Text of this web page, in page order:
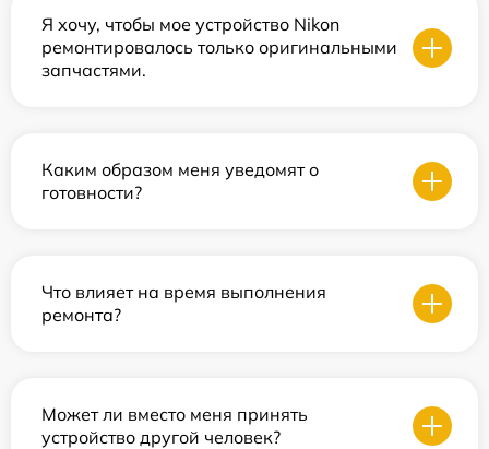
Я хочу, чтобы мое устройство Nikon
ремонтировалось только оригинальными
запчастями.
Каким образом меня уведомят о
готовности?
Что влияет на время выполнения
ремонта?
Может ли вместо меня принять
устройство другой человек?